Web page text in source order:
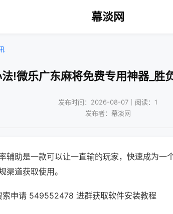
幕淡网
!微乐广东麻将免费专用神器_胜
发布时间：2026-08-07｜阅读：1
发布者：幕淡网
辅助是一款可以让一直输的玩家，快速成为一
渠道获取使用。
索申请 549552478 进群获取软件安装教程